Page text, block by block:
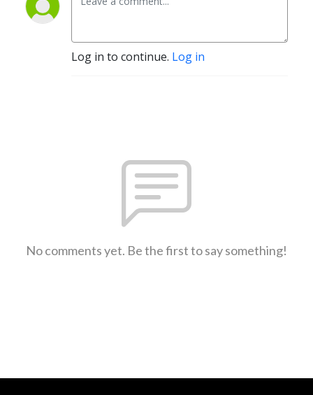
Log in to continue. Log in
No comments yet. Be the first to say something!